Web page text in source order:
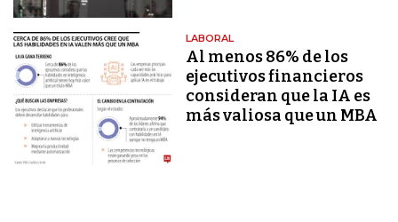
LABORAL
Al menos 86% de los
ejecutivos financieros
consideran que la IA es
más valiosa que un MBA